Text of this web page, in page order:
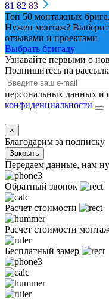
81 82 83
Топ 50 монтажных
Нужен монтаж?
отзывами и проектами
Выбрать бригаду
Узнавайте первыми о
Подпишитесь на
персональных данных и
конфиденциальности
×
Благодарим за подписку
Закрыть
Передаем данные, нам
Обратный звонок
Расчет стоимости
Расчет стоимости
Бесплатный замер